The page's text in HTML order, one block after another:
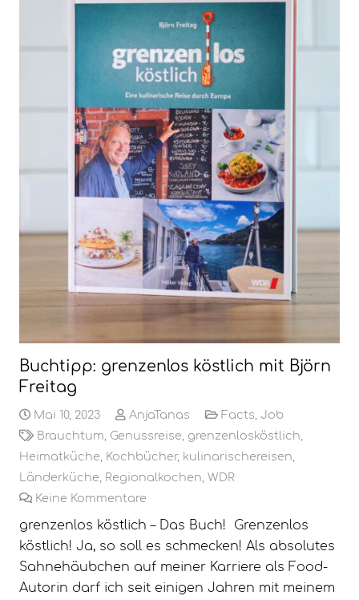
Buchtipp: grenzenlos köstlich mit Björn
Freitag
Mai 10, 2023 AnjaTanas Facts,Job
Brauchtum, Genussreise, grenzenlosköstlich,
Heimatküche, Kochbücher, kulinarischereisen,
Länderküche, Regionalkochen, WDR
Keine Kommentare
grenzenlos köstlich – Das Buch! Grenzenlos
köstlich! Ja, so soll es schmecken! Als absolutes
Sahnehäubchen auf meiner Karriere als Food-
Autorin darf ich seit einigen Jahren mit meinem